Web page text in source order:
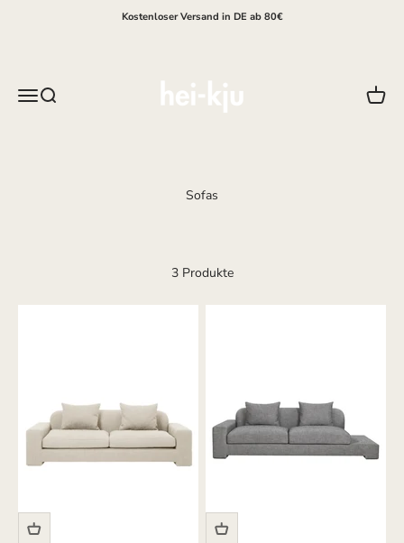
Kostenloser Versand in DE ab 80€
MenüSuche
3 Produkte